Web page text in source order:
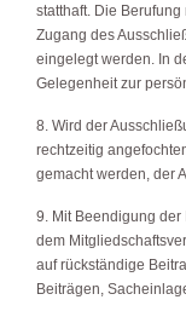
statthaft. Die
Zugang des
eingelegt werden. In
Gelegenheit zur
8. Wird der
rechtzeitig
gemacht werden, der
9. Mit Beendigung
dem
auf rückständige
Beiträgen,